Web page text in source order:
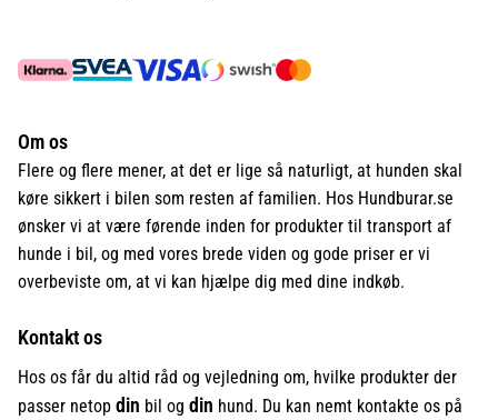
Om os
Flere og flere mener, at det er lige så naturligt, at hunden skal
køre sikkert i bilen som resten af familien. Hos Hundburar.se
ønsker vi at være førende inden for produkter til transport af
hunde i bil, og med vores brede viden og gode priser er vi
overbeviste om, at vi kan hjælpe dig med dine indkøb.
Kontakt os
Hos os får du altid råd og vejledning om, hvilke produkter der
passer netop din bil og din hund. Du kan nemt kontakte os på